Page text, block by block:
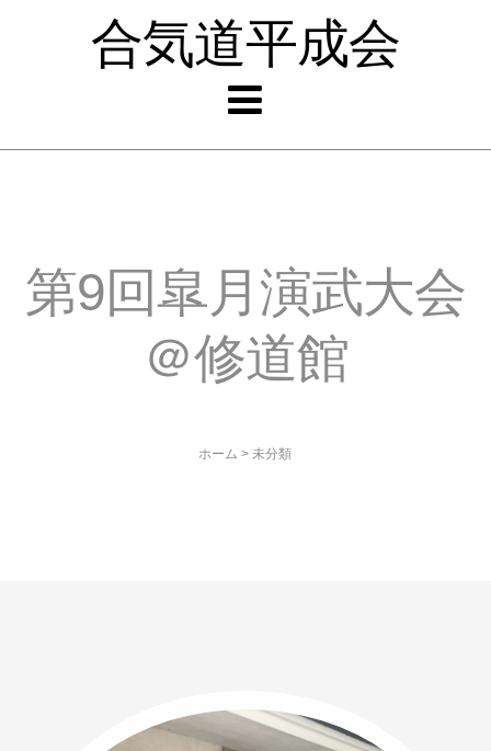
合気道平成会
第9回皐月演武大会
＠修道館
ホーム >未分類